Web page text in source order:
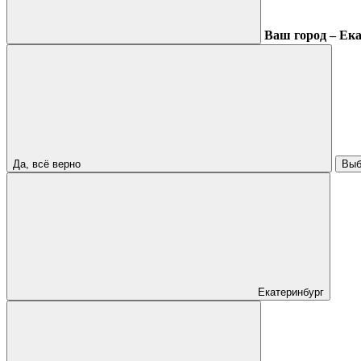
Ваш город –
Да, всё верно
Екатеринбург